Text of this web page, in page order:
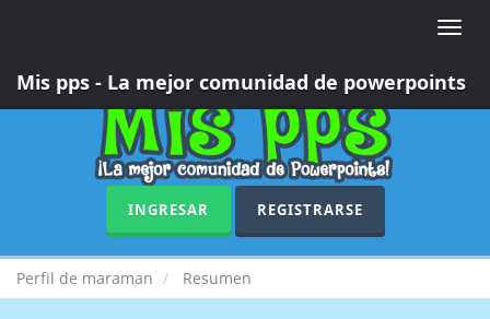
Toggle
Mis pps - La mejor comunidad de powerpoints
INGRESAR REGISTRARSE
Perfil de maraman Resumen